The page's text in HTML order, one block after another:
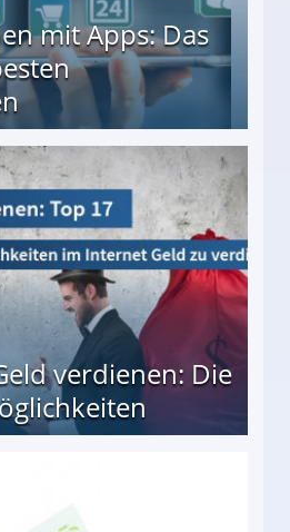
mit Apps: Das
verdienen: Die